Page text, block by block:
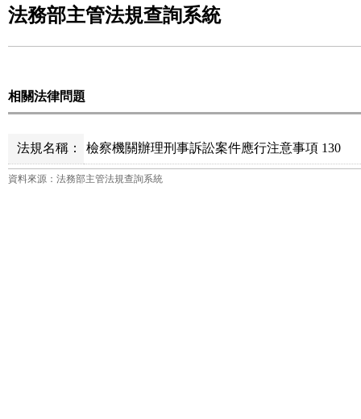
法務部主管法規查詢系統
相關法律問題
法規名稱： 檢察機關辦理刑事訴訟案件應行注意事項 130
資料來源：法務部主管法規查詢系統